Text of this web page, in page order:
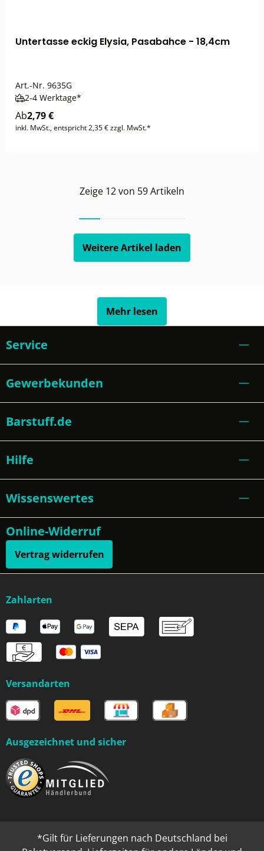
Untertasse eckig Elysia, Pasabahce - 18,4cm
Art.-Nr. 9635G
2-4 Werktage*
Ab2,79 €
inkl. MwSt., entspricht 2,35 € zzgl. MwSt.*
Zeige 12von 59Artikeln
Weitere Artikel laden
Mehr lesen
Service
Gewerbekunden
Barstuff.de
Hilfe
Wissenswertes
Online-Widerruf
Vertrag widerrufen
Zahlarten
Versandarten
Ausgezeichnet und sicher
*Gilt für Lieferungen nach Deutschland bei